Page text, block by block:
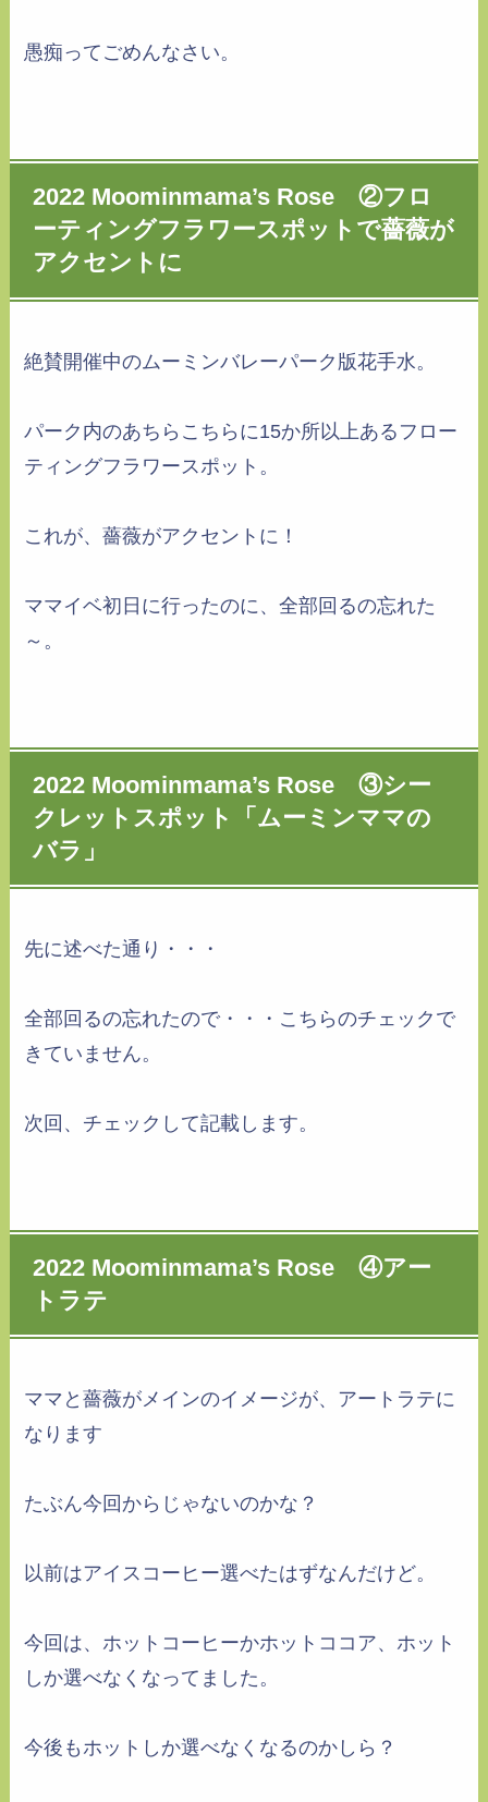
愚痴ってごめんなさい。
2022 Moominmama’s Rose ②フロ
ーティングフラワースポットで薔薇が
アクセントに
絶賛開催中のムーミンバレーパーク版花手水。
パーク内のあちらこちらに15か所以上あるフロー
ティングフラワースポット。
これが、薔薇がアクセントに！
ママイベ初日に行ったのに、全部回るの忘れた
～。
2022 Moominmama’s Rose ③シー
クレットスポット「ムーミンママの
バラ」
先に述べた通り・・・
全部回るの忘れたので・・・こちらのチェックで
きていません。
次回、チェックして記載します。
2022 Moominmama’s Rose ④アー
トラテ
ママと薔薇がメインのイメージが、アートラテに
なります
たぶん今回からじゃないのかな？
以前はアイスコーヒー選べたはずなんだけど。
今回は、ホットコーヒーかホットココア、ホット
しか選べなくなってました。
今後もホットしか選べなくなるのかしら？